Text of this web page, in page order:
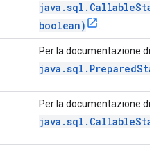
boolean)
Per la documentazione di
Per la documentazione di